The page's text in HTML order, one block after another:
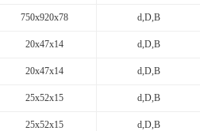
750x920x78 d,D,B
20x47x14 d,D,B
20x47x14 d,D,B
25x52x15 d,D,B
25x52x15 d,D,B